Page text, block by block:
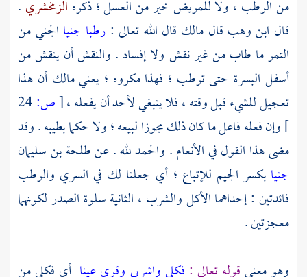
من الرطب ، ولا للمريض خير من العسل ؛ ذكره الزمخشري .
قال ابن وهب قال مالك قال الله تعالى : رطبا جنيا الجني من
التمر ما طاب من غير نقش ولا إفساد . والنقش أن ينقش من
أسفل البسرة حتى ترطب ؛ فهذا مكروه ؛ يعنيمالكأن هذا
تعجيل للشيء قبل وقته ، فلا ينبغي لأحد أن يفعله ،[ص:24
]وإن فعله فاعل ما كان ذلك مجوزا لبيعه ؛ ولا حكما بطيبه . وقد
مضى هذا القول في الأنعام . والحمد لله . عنطلحة بن سليمان
جنيابكسر الجيم للإتباع ؛ أي جعلنا لك في السري والرطب
فائدتين : إحداهما الأكل والشرب ، الثانية سلوة الصدر لكونهما
معجزتين .
وهو معنىقوله تعالى : فكلي واشربي وقري عينا أي فكلي من